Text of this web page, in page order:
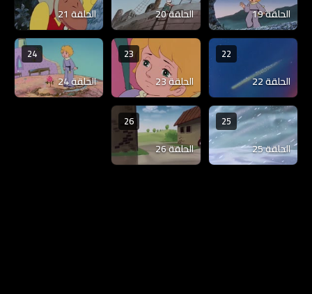
الحلقة 19 الحلقة 20 الحلقة 21
22
الحلقة 22
23
الحلقة 23
24
الحلقة 24
25
الحلقة 25
26
الحلقة 26